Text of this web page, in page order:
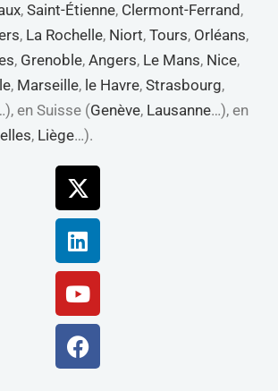
, Saint-Étienne, Clermont-Ferrand ,
, La Rochelle, Niort, Tours, Orléans,
, Grenoble, Angers, Le Mans, Nice,
, Marseille, le Havre, Strasbourg,
en Suisse (Genève, Lausanne…), en
, Liège…).
X-
twitter
Linkedin
Youtube
Facebook